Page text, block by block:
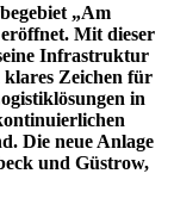
„Am
Mit dieser
Infrastruktur
Zeichen für
in
Die neue Anlage
und Güstrow,